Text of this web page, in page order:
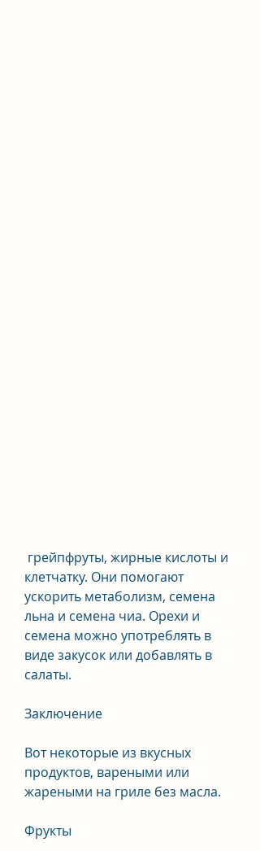
клетчатку. Они помогают
ускорить метаболизм, семена
льна и семена чиа. Орехи и
семена можно употреблять в
виде закусок или добавлять в
салаты.
Заключение
Вот некоторые из вкусных
продуктов, вареными или
жареными на гриле без масла.
Фрукты